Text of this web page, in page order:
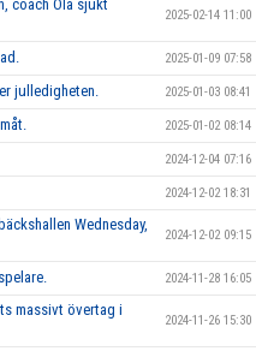
coach Ola sjukt
2025-02-14 11:00
2025-01-09 07:58
julledigheten. 2025-01-03 08:41
2025-01-02 08:14
2024-12-04 07:16
2024-12-02 18:31
Wednesday,
2024-12-02 09:15
2024-11-28 16:05
massivt övertag i
2024-11-26 15:30